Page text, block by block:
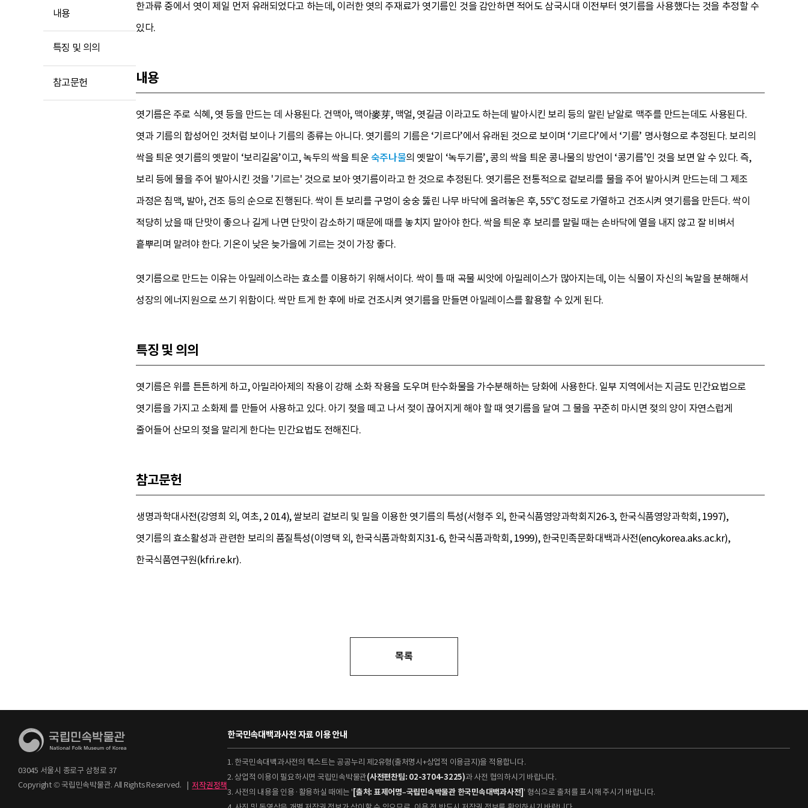
내용
특징 및 의의
참고문헌
한과류 중에서 엿이 제일 먼저 유래되었다고 하는데, 이러한 엿의 주재료가 엿기름인 것을 감안하면 적어도 삼국시대 이전부터 엿기름을 사용했다는 것을 추정할 수
있다.
내용
엿기름은 주로 식혜, 엿 등을 만드는 데 사용된다. 건맥아, 맥아麥芽, 맥얼, 엿길금 이라고도 하는데 발아시킨 보리 등의 말린 낟알로 맥주를 만드는데도 사용된다.
엿과 기름의 합성어인 것처럼 보이나 기름의 종류는 아니다. 엿기름의 기름은 ‘기르다’에서 유래된 것으로 보이며 ‘기르다’에서 ‘기름’ 명사형으로 추정된다. 보리의
싹을 틔운 엿기름의 옛말이 ‘보리길움’이고, 녹두의 싹을 틔운숙주나물의 옛말이 ‘녹두기름’, 콩의 싹을 틔운 콩나물의 방언이 ‘콩기름’인 것을 보면 알 수 있다. 즉,
보리 등에 물을 주어 발아시킨 것을 '기르는' 것으로 보아 엿기름이라고 한 것으로 추정된다. 엿기름은 전통적으로 겉보리를 물을 주어 발아시켜 만드는데 그 제조
과정은 침맥, 발아, 건조 등의 순으로 진행된다. 싹이 튼 보리를 구멍이 숭숭 뚫린 나무 바닥에 올려놓은 후, 55℃ 정도로 가열하고 건조시켜 엿기름을 만든다. 싹이
적당히 났을 때 단맛이 좋으나 길게 나면 단맛이 감소하기 때문에 때를 놓치지 말아야 한다. 싹을 틔운 후 보리를 말릴 때는 손바닥에 열을 내지 않고 잘 비벼서
흩뿌리며 말려야 한다. 기온이 낮은 늦가을에 기르는 것이 가장 좋다.
엿기름으로 만드는 이유는 아밀레이스라는 효소를 이용하기 위해서이다. 싹이 틀 때 곡물 씨앗에 아밀레이스가 많아지는데, 이는 식물이 자신의 녹말을 분해해서
성장의 에너지원으로 쓰기 위함이다. 싹만 트게 한 후에 바로 건조시켜 엿기름을 만들면 아밀레이스를 활용할 수 있게 된다.
특징 및 의의
엿기름은 위를 튼튼하게 하고, 아밀라아제의 작용이 강해 소화 작용을 도우며 탄수화물을 가수분해하는 당화에 사용한다. 일부 지역에서는 지금도 민간요법으로
엿기름을 가지고 소화제 를 만들어 사용하고 있다. 아기 젖을 떼고 나서 젖이 끊어지게 해야 할 때 엿기름을 달여 그 물을 꾸준히 마시면 젖의 양이 자연스럽게
줄어들어 산모의 젖을 말리게 한다는 민간요법도 전해진다.
참고문헌
생명과학대사전(강영희 외, 여초, 2 014), 쌀보리 겉보리 및 밀을 이용한 엿기름의 특성(서형주 외, 한국식품영양과학회지26-3, 한국식품영양과학회, 1997),
엿기름의 효소활성과 관련한 보리의 품질특성(이영택 외, 한국식품과학회지31-6, 한국식품과학회, 1999), 한국민족문화대백과사전(encykorea.aks.ac.kr),
한국식품연구원(kfri.re.kr).
목록
03045 서울시 종로구 삼청로 37
Copyright © 국립민속박물관. All Rights Reserved.
| 저작권정책
한국민속대백과사전 자료 이용 안내
1. 한국민속대백과사전의 텍스트는 공공누리 제2유형(출처명시+상업적 이용금지)을 적용합니다.
2. 상업적 이용이 필요하시면 국립민속박물관(사전편찬팀: 02-3704-3225)과 사전 협의하시기 바랍니다.
3. 사전의 내용을 인용·활용하실 때에는 ' [출처: 표제어명–국립민속박물관 한국민속대백과사전] ' 형식으로 출처를 표시해 주시기 바랍니다.